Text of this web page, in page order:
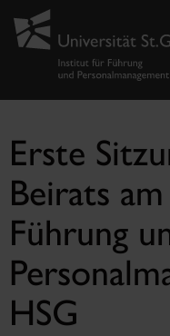
Erste
Beirats
Führung
HSG